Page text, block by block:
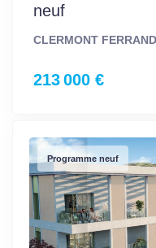
neuf
CLERMONT FERRAND
213 000 €
Programme neuf